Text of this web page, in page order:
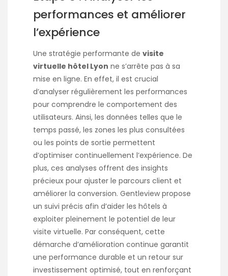
performances et améliorer
l’expérience
Une stratégie performante de visite
virtuelle hôtel Lyon ne s’arrête pas à sa
mise en ligne. En effet, il est crucial
d’analyser régulièrement les performances
pour comprendre le comportement des
utilisateurs. Ainsi, les données telles que le
temps passé, les zones les plus consultées
ou les points de sortie permettent
d’optimiser continuellement l’expérience. De
plus, ces analyses offrent des insights
précieux pour ajuster le parcours client et
améliorer la conversion. Gentleview propose
un suivi précis afin d’aider les hôtels à
exploiter pleinement le potentiel de leur
visite virtuelle. Par conséquent, cette
démarche d’amélioration continue garantit
une performance durable et un retour sur
investissement optimisé, tout en renforçant